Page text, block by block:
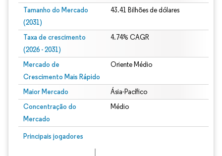
Tamanho do Mercado
(2031)
43.41 Bilhões de dólares
Taxa de crescimento
(2026 - 2031)
4.74% CAGR
Mercado de
Crescimento Mais Rápido
Oriente Médio
Maior Mercado Ásia-Pacífico
Concentração do
Mercado
Médio
Principais jogadores
Imagem © Mordor Intelligence. O reuso requer atribuição conforme CC BY 4.0.